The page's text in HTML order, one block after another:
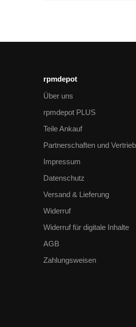
rpmdepot
Über uns
rpmdepot PLUS
Teile Ankauf
Partnerschaften und Vertrieb
Impressum
Datenschutz
Versand & Lieferung
Widerruf
Widerruf für digitale Inhalte
AGB
Zahlungsweisen